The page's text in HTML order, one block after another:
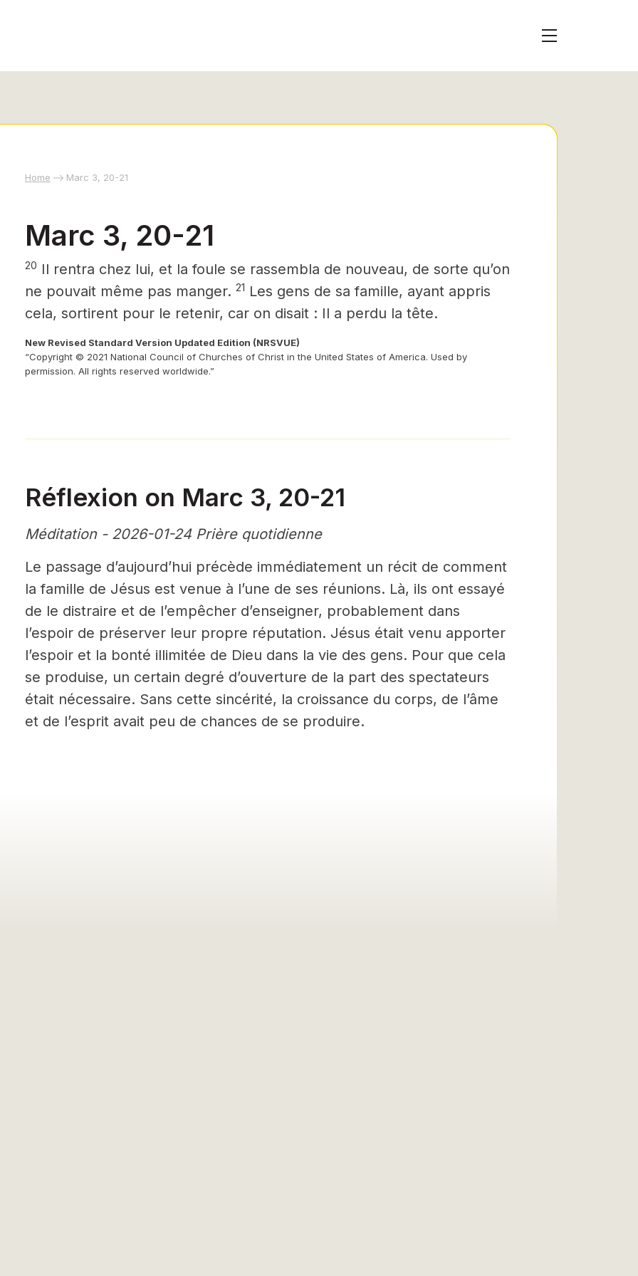
Home Marc 3, 20-21
Marc 3, 20-21
20 Il rentra chez lui, et la foule se rassembla de nouveau, de sorte qu’on
ne pouvait même pas manger. 21 Les gens de sa famille, ayant appris
cela, sortirent pour le retenir, car on disait : Il a perdu la tête.
New Revised Standard Version Updated Edition (NRSVUE)
“Copyright © 2021 National Council of Churches of Christ in the United States of America. Used by
permission. All rights reserved worldwide.”
Réflexion on Marc 3, 20-21
Méditation - 2026-01-24 Prière quotidienne
Le passage d’aujourd’hui précède immédiatement un récit de comment
la famille de Jésus est venue à l’une de ses réunions. Là, ils ont essayé
de le distraire et de l’empêcher d’enseigner, probablement dans
l’espoir de préserver leur propre réputation. Jésus était venu apporter
l’espoir et la bonté illimitée de Dieu dans la vie des gens. Pour que cela
se produise, un certain degré d’ouverture de la part des spectateurs
était nécessaire. Sans cette sincérité, la croissance du corps, de l’âme
et de l’esprit avait peu de chances de se produire.